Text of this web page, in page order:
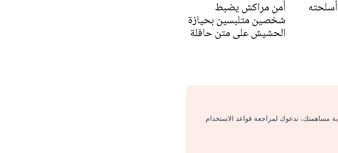
أمن مراكش يضبط
شخصين متلبسين بحيازة
الحشيش على متن حافلة
مساهمتك، ندعوك لمراجعة قواعد الاستخدام